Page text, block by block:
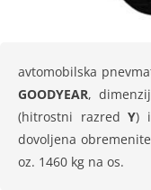
avtomobilska
GOODYEAR, dimenzij
(hitrostni razredY)
dovoljena
oz. 1460 kg na os.